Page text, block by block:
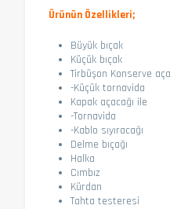
Ürünün Özellikleri;
Büyük bıçak
Küçük bıçak
Tirbüşon Konserve
-Küçük tornavida
Kapak açacağı ile
-Tornavida
-Kablo sıyıracağı
Delme bıçağı
Halka
Cımbız
Kürdan
Tahta testeresi